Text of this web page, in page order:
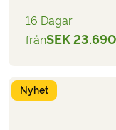
16 Dagar
frånSEK
Nyhet